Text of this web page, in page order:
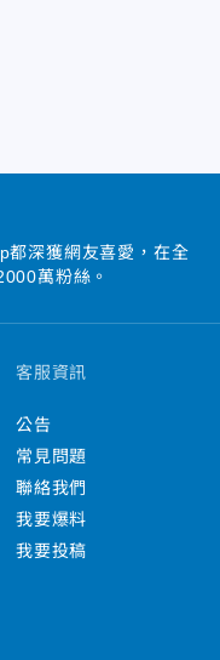
都深獲網友喜愛，在全
萬粉絲。
客服資訊
公告
常見問題
聯絡我們
我要爆料
我要投稿